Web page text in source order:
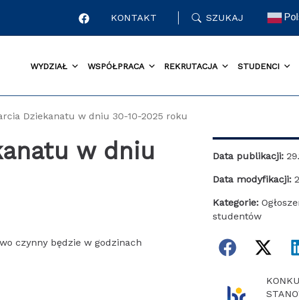
KONTAKT SZUKAJ
WYDZIAŁ WSPÓŁPRACA REKRUTACJA STUDENCI
Dziekanatu w dniu 30-10-2025 roku
w dniu
czynny będzie w godzinach
Data publikacji:
Data modyfikacji:
Kategorie:
studentów